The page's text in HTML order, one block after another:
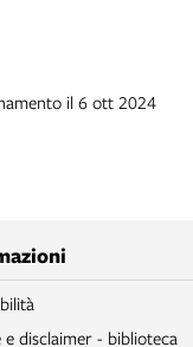
il 6 ott 2024
e disclaimer - biblioteca